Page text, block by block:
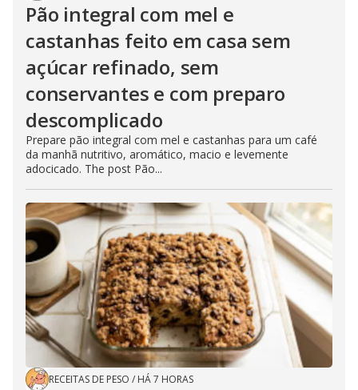
Pão integral com mel e
castanhas feito em casa sem
açúcar refinado, sem
conservantes e com preparo
descomplicado
Prepare pão integral com mel e castanhas para um café
da manhã nutritivo, aromático, macio e levemente
adocicado. The post Pão...
RECEITAS DE PESO / HÁ 7 HORAS